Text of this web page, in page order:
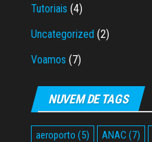
Tutoriais (4)
Uncategorized (2)
Voamos (7)
NUVEM DE TAGS
aeroporto (5) ANAC (7)